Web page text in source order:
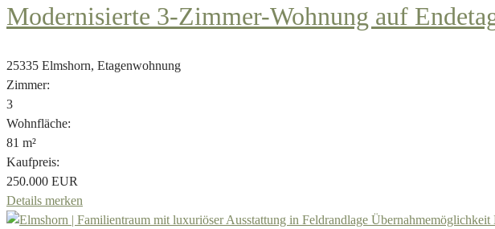
Modernisierte 3-Zimmer-Wohnung auf
25335 Elmshorn, Etagenwohnung
Zimmer:
3
Wohnfläche:
81 m²
Kaufpreis:
250.000 EUR
Details merken